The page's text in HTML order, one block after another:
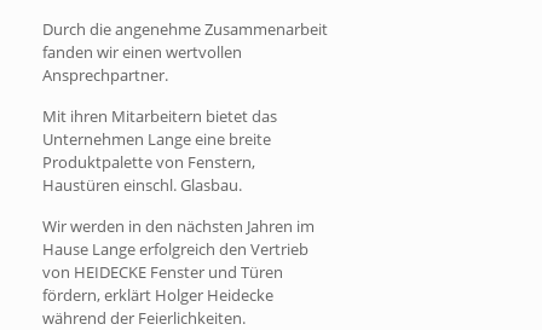
Durch die angenehme Zusammenarbeit
fanden wir einen wertvollen
Ansprechpartner.
Mit ihren Mitarbeitern bietet das
Unternehmen Lange eine breite
Produktpalette von Fenstern,
Haustüren einschl. Glasbau.
Wir werden in den nächsten Jahren im
Hause Lange erfolgreich den Vertrieb
von HEIDECKE Fenster und Türen
fördern, erklärt Holger Heidecke
während der Feierlichkeiten.